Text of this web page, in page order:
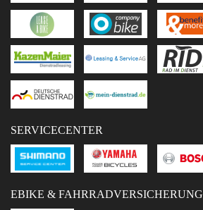
SERVICECENTER
EBIKE & FAHRRADVERSICHERUNG